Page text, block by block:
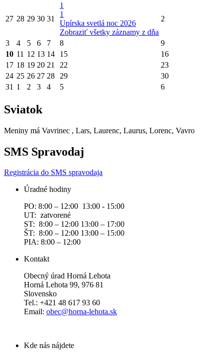
27 28 29 30 31
1
1
Upírska svetlá noc 2026
Zobraziť všetky záznamy z dňa
2
3 4 5 6 7 8
9
10 11 12 13 14 15
16
17 18 19 20 21 22
23
24 25 26 27 28 29
30
31 1 2 3 4 5 6
Sviatok
Meniny má Vavrinec , Lars, Laurenc, Laurus, Lorenc, Vavro
SMS Spravodaj
Registrácia do SMS spravodaja
Úradné hodiny
PO: 8:00 – 12:00 13:00 - 15:00
UT: zatvorené
ST: 8:00 – 12:00 13:00 – 17:00
ŠT: 8:00 – 12:00 13:00 – 15:00
PIA: 8:00 – 12:00
Kontakt
Obecný úrad Horná Lehota
Horná Lehota 99, 976 81
Slovensko
Tel.: +421 48 617 93 60
Email: obec@horna-lehota.sk
Kde nás nájdete